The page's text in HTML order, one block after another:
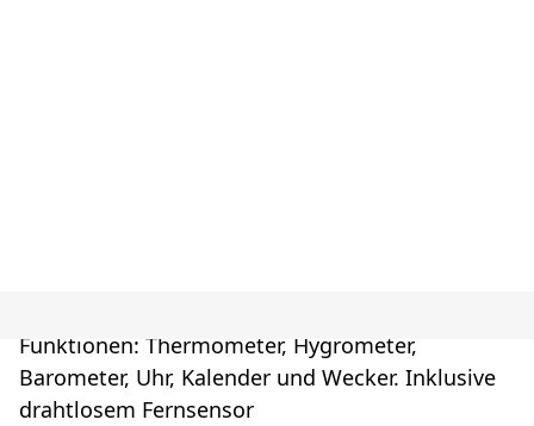
Funktionen: Thermometer, Hygrometer,
Barometer, Uhr, Kalender und Wecker. Inklusive
drahtlosem Fernsensor